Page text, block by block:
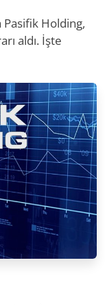
Holding,
aldı. İşte